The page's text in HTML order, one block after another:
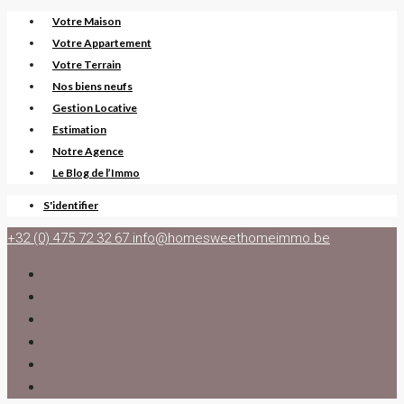
Votre Maison
Votre Appartement
Votre Terrain
Nos biens neufs
Gestion Locative
Estimation
Notre Agence
Le Blog de l’Immo
S'identifier
+32 (0) 475 72 32 67 info@homesweethomeimmo.be